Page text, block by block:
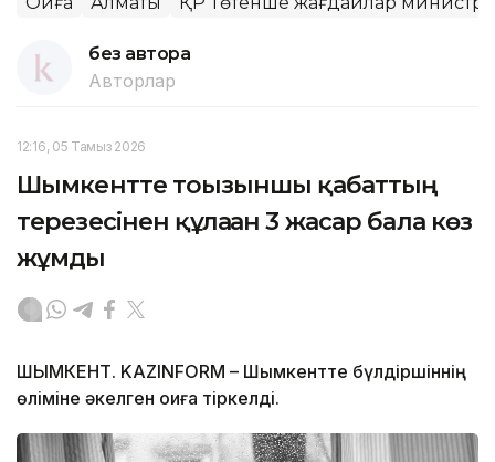
без автора
Авторлар
12:16, 05 Тамыз 2026
Шымкентте тоғызыншы қабаттың
терезесінен құлаған 3 жасар бала көз
жұмды
ШЫМКЕНТ. KAZINFORM – Шымкентте бүлдіршіннің
өліміне әкелген оқиға тіркелді.